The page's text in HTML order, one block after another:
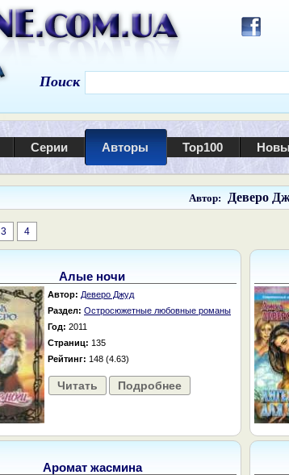
Поиск
Серии Авторы Top100
Автор: Деверо
3 4
Алые ночи
Автор: Деверо Джуд
Раздел: Остросюжетные любовные романы
Год: 2011
Страниц: 135
Рейтинг: 148 (4.63)
Читать Подробнее
Аромат жасмина